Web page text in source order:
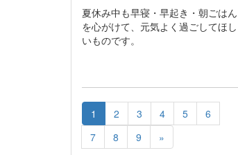
夏休み中も早寝・早起き・朝ごはん
を心がけて、元気よく過ごしてほし
いものです。
1 2 3 4 5
6
7
8 9 »